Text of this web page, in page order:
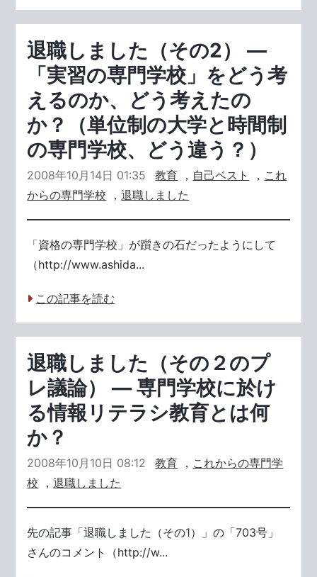
退職しました（その2） ―
「実習の専門学校」をどう考
えるのか、どう考えたの
か？（単位制の大学と時間制
の専門学校、どう違う？）
2008年10月14日 01:35 教育 ， 自己ベスト ， これ
からの専門学校 ，退職しました
「資格の専門学校」が躓きの石だったようにして
（http://www.ashida...
この記事を読む
退職しました（その２のプ
レ議論） ― 専門学校に於け
る情報リテラシ教育とは何
か？
2008年10月10日 08:12 教育 ， これからの専門学
校 ，退職しました
先の記事「退職しました（その1）」の「703号」
さんのコメント（http://w...